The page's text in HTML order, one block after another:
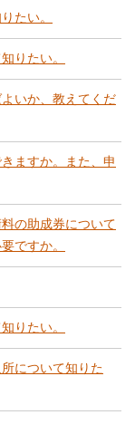
たい。
りたい。
いか、教えてくだ
ますか。また、申
の助成券について
ですか。
りたい。
について知りた